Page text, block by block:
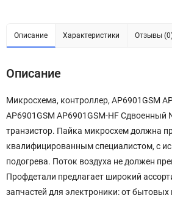
Описание Характеристики Отзывы
Описание
Микросхема, контроллер, AP6901GSM
AP6901GSM AP6901GSM-HF Сдвоенный
транзистор. Пайка микросхем должна
квалифицированным специалистом, с
подогрева. Поток воздуха не должен
Профдетали предлагает широкий
запчастей для электроники: от бытовых